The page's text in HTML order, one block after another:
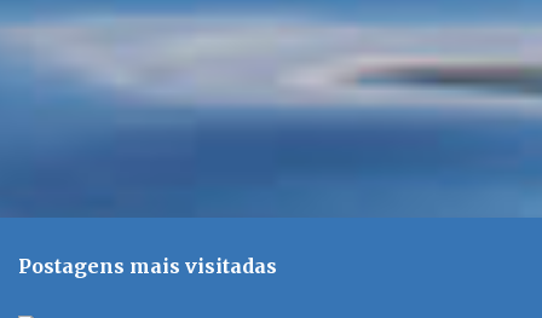
Postagens mais visitadas